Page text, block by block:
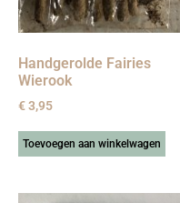
Handgerolde Fairies
Wierook
€3,95
Toevoegen aan winkelwagen